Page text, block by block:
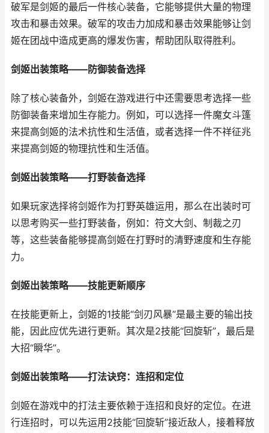
破军是剑姬的最后一件核心装备，它能够提供大量的物理
攻击和暴击效果。破军的攻击力加成和暴击效果能够让剑
姬在团战中造成更高的爆发伤害，帮助团队取得胜利。
剑姬出装策略——防御装备选择
除了核心装备外，剑姬在游戏进行中还需要思考选择一些
防御装备来增加生存能力。例如，可以选择一件魔女斗篷
来提高剑姬的法术抗性和生活值，或者选择一件不祥征兆
来提高剑姬的物理抗性和生活值。
剑姬出装策略——打野装备选择
如果玩家选择将剑姬作为打野英雄运用，那么在出装时可
以思考购买一些打野装备，例如：符文大剑、制裁之刃
等，这些装备能够提高剑姬在打野时的清野速度和生存能
力。
剑姬出装策略——技能更新顺序
在技能更新上，剑姬的1技能“剑刃风暴”是最主要的输出技
能，因此应优先进行更新。其次是2技能“回旋斩”，最后是
大招“瞬华”。
剑姬出装策略——打法诀窍：连招和定位
剑姬在游戏中的打法主要依赖于连招和良好的定位。在进
行连招时，可以先运用2技能“回旋斩”接近敌人，接着释放